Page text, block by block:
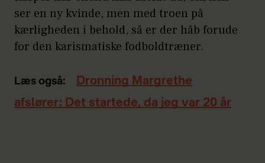
ser en ny kvinde, men med troen på
kærligheden i behold, så er der håb forude
for den karismatiske fodboldtræner.
Læs også:
Dronning Margrethe
afslører: Det startede, da jeg var 20 år